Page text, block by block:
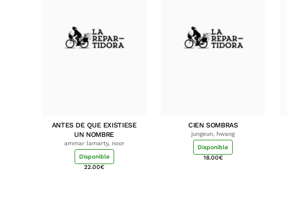
ANTES DE QUE EXISTIESE
UN NOMBRE
ammar lamarty, noor
Disponible
22.00€
CIEN SOMBRAS
jungeun, hwang
Disponible
18.00€